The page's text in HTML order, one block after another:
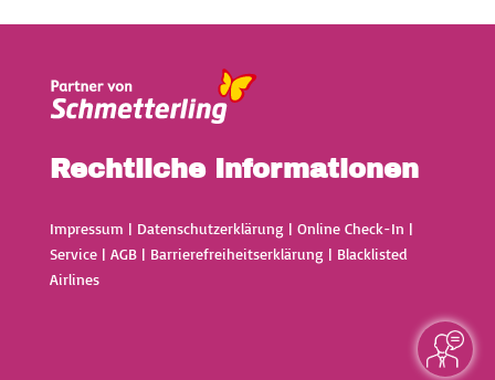
Rechtliche Informationen
Impressum | Datenschutzerklärung | Online Check-In |
Service| AGB| Barrierefreiheitserklärung | Blacklisted
Airlines